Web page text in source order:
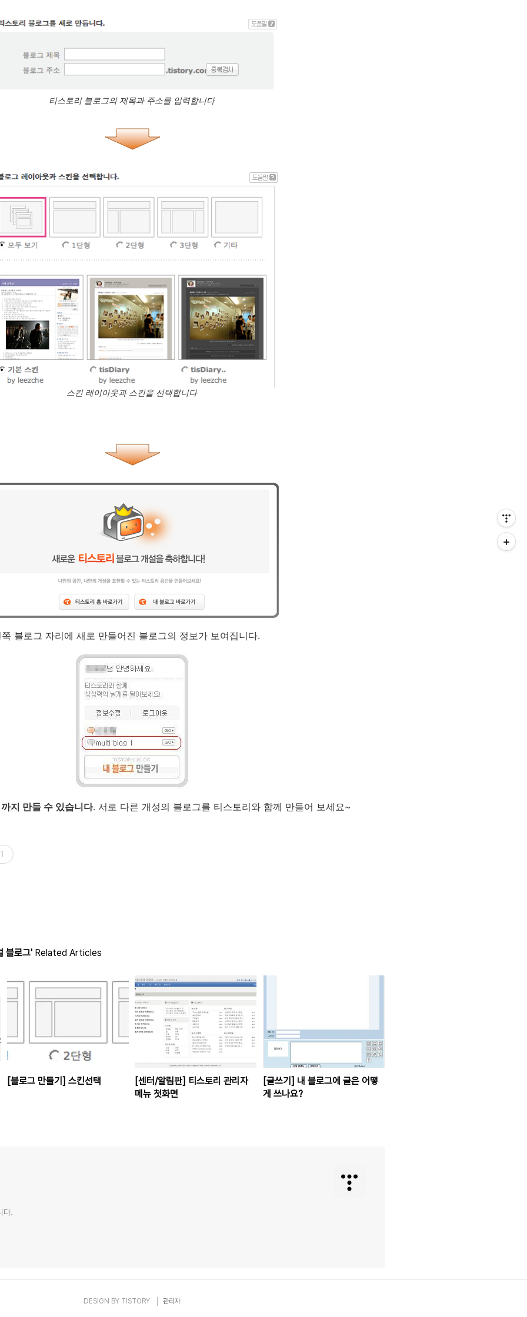
티스토리 블로그의 제목과 주소를 입력합니다
스킨 레이아웃과 스킨을 선택합니다
블로그 자리에 새로 만들어진 블로그의 정보가 보여집니다.
지 만들 수 있습니다. 서로 다른 개성의 블로그를 티스토리와 함께 만들어 보세요~
블로그' Related Articles
[블로그 만들기] 스킨선택
[센터/알림판] 티스토리 관리자
메뉴 첫화면
[글쓰기] 내 블로그에 글은 어떻
게 쓰나요?
다.
DESIGN BY TISTORY 관리자